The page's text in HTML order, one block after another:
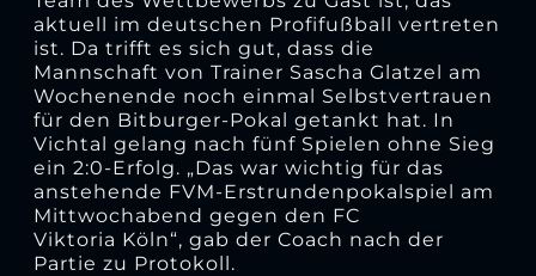
aktuell im deutschen Profifußball vertreten
ist. Da trifft es sich gut, dass die
Mannschaft von Trainer Sascha Glatzel am
Wochenende noch einmal Selbstvertrauen
für den Bitburger-Pokal getankt hat. In
Vichtal gelang nach fünf Spielen ohne Sieg
ein 2:0-Erfolg. „Das war wichtig für das
anstehende FVM-Erstrundenpokalspiel am
Mittwochabend gegen den FC
Viktoria Köln“, gab der Coach nach der
Partie zu Protokoll.